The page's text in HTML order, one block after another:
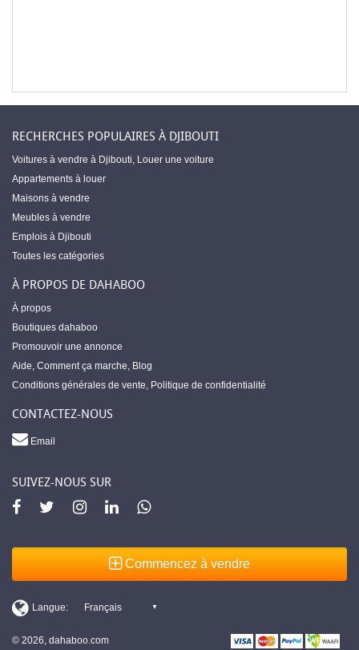
RECHERCHES POPULAIRES À DJIBOUTI
Voitures à vendre à Djibouti, Louer une voiture
Appartements à louer
Maisons à vendre
Meubles à vendre
Emplois à Djibouti
Toutes les catégories
À PROPOS DE DAHABOO
À propos
Boutiques dahaboo
Promouvoir une annonce
Aide, Comment ça marche, Blog
Conditions générales de vente, Politique de confidentialité
CONTACTEZ-NOUS
Email
SUIVEZ-NOUS SUR
Commencez à vendre
© 2026, dahaboo.com